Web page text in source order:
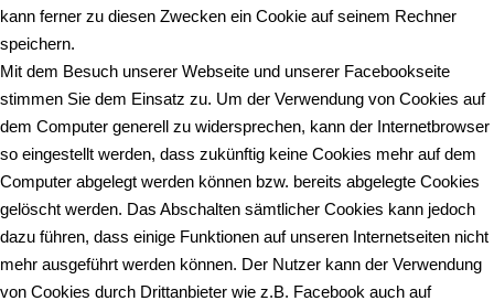
kann ferner zu diesen Zwecken ein Cookie auf seinem Rechner
speichern.
Mit dem Besuch unserer Webseite und unserer Facebookseite
stimmen Sie dem Einsatz zu. Um der Verwendung von Cookies auf
dem Computer generell zu widersprechen, kann der Internetbrowser
so eingestellt werden, dass zukünftig keine Cookies mehr auf dem
Computer abgelegt werden können bzw. bereits abgelegte Cookies
gelöscht werden. Das Abschalten sämtlicher Cookies kann jedoch
dazu führen, dass einige Funktionen auf unseren Internetseiten nicht
mehr ausgeführt werden können. Der Nutzer kann der Verwendung
von Cookies durch Drittanbieter wie z.B. Facebook auch auf